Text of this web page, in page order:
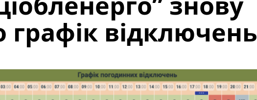
графік відключень